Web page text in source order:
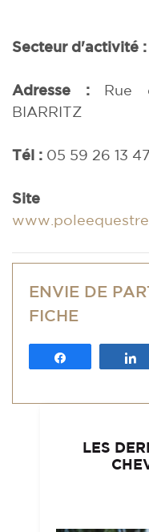
Secteur d'activité :
Adresse : Rue
BIARRITZ
Tél : 05 59 26 13
Site
ENVIE DE
FICHE
LES